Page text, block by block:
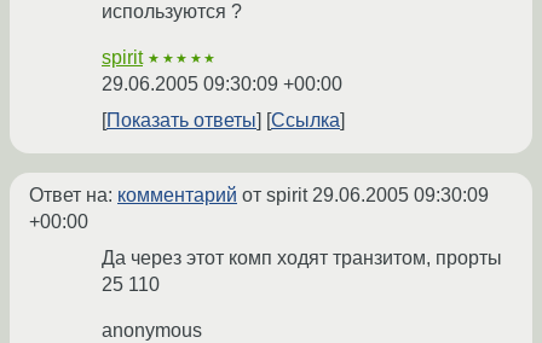
используются ?
spirit ★★★★★
29.06.2005 09:30:09 +00:00
Показать ответы
Ссылка
Ответ на: комментарий от spirit29.06.2005 09:30:09
+00:00
Да через этот комп ходят транзитом, прорты
25 110
anonymous